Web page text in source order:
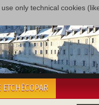
only technical cookies
ETCHÉCOPAR